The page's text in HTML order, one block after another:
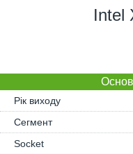
Intel
Рік виходу
Сегмент
Socket